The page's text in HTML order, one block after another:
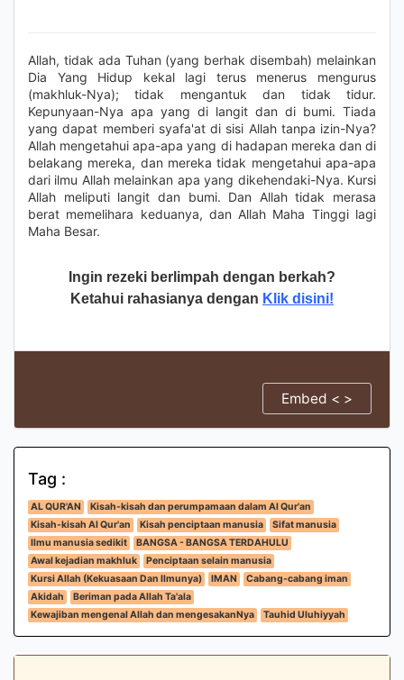
Allah, tidak ada Tuhan (yang berhak disembah) melainkan
Dia Yang Hidup kekal lagi terus menerus mengurus
(makhluk-Nya); tidak mengantuk dan tidak tidur.
Kepunyaan-Nya apa yang di langit dan di bumi. Tiada
yang dapat memberi syafa'at di sisi Allah tanpa izin-Nya?
Allah mengetahui apa-apa yang di hadapan mereka dan di
belakang mereka, dan mereka tidak mengetahui apa-apa
dari ilmu Allah melainkan apa yang dikehendaki-Nya. Kursi
Allah meliputi langit dan bumi. Dan Allah tidak merasa
berat memelihara keduanya, dan Allah Maha Tinggi lagi
Maha Besar.
Ingin rezeki berlimpah dengan berkah?
Ketahui rahasianya dengan Klik disini!
Embed < >
Tag :
AL QUR'AN
Kisah-kisah dan perumpamaan dalam Al Qur'an
Kisah-kisah Al Qur'an
Kisah penciptaan manusia
Sifat manusia
Ilmu manusia sedikit
BANGSA - BANGSA TERDAHULU
Awal kejadian makhluk
Penciptaan selain manusia
Kursi Allah (Kekuasaan Dan Ilmunya)
IMAN
Cabang-cabang iman
Akidah
Beriman pada Allah Ta'ala
Kewajiban mengenal Allah dan mengesakanNya
Tauhid Uluhiyyah